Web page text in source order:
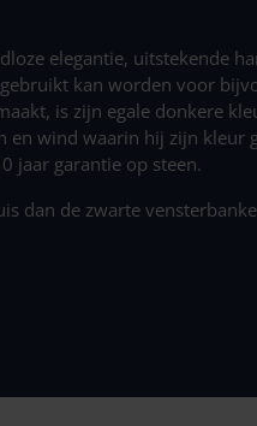
elegantie, uitstekende
kan worden voor
is zijn egale donkere
en wind waarin hij zijn kleur
jaar garantie op steen.
dan de zwarte